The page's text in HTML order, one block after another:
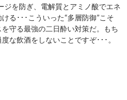
ジを防ぎ、電解質とアミノ酸でエネ
る･･･こういった“多層防御”こそ
守る最強の二日酔い対策だ。もち
な飲酒をしないことですぞ･･･。